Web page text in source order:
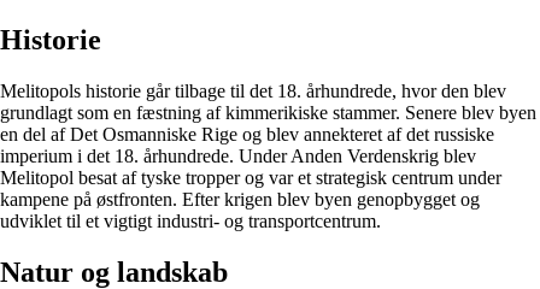
Historie
Melitopols historie går tilbage til det 18. århundrede, hvor den blev
grundlagt som en fæstning af kimmerikiske stammer. Senere blev byen
en del af Det Osmanniske Rige og blev annekteret af det russiske
imperium i det 18. århundrede. Under Anden Verdenskrig blev
Melitopol besat af tyske tropper og var et strategisk centrum under
kampene på østfronten. Efter krigen blev byen genopbygget og
udviklet til et vigtigt industri- og transportcentrum.
Natur og landskab